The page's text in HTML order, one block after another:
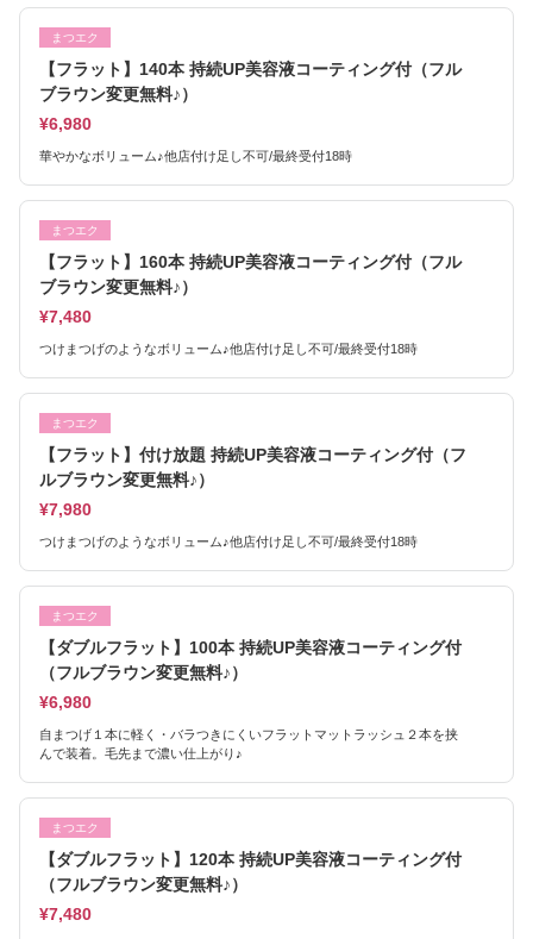
まつエク
【フラット】140本 持続UP美容液コーティング付（フル
ブラウン変更無料♪）
¥6,980
華やかなボリューム♪他店付け足し不可/最終受付18時
まつエク
【フラット】160本 持続UP美容液コーティング付（フル
ブラウン変更無料♪）
¥7,480
つけまつげのようなボリューム♪他店付け足し不可/最終受付18時
まつエク
【フラット】付け放題 持続UP美容液コーティング付（フ
ルブラウン変更無料♪）
¥7,980
つけまつげのようなボリューム♪他店付け足し不可/最終受付18時
まつエク
【ダブルフラット】100本 持続UP美容液コーティング付
（フルブラウン変更無料♪）
¥6,980
自まつげ１本に軽く・バラつきにくいフラットマットラッシュ２本を挟
んで装着。毛先まで濃い仕上がり♪
まつエク
【ダブルフラット】120本 持続UP美容液コーティング付
（フルブラウン変更無料♪）
¥7,480